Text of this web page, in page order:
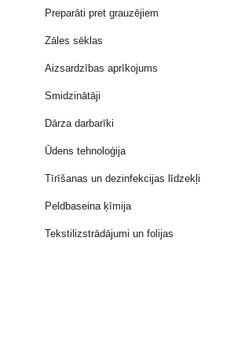
Preparāti pret grauzējiem
Zāles sēklas
Aizsardzības aprīkojums
Smidzinātāji
Dārza darbarīki
Ūdens tehnoloģija
Tīrīšanas un dezinfekcijas līdzekļi
Peldbaseina ķīmija
Tekstilizstrādājumi un folijas